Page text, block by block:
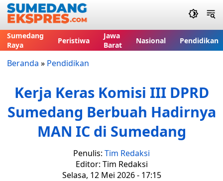
Sumedang
Raya
Peristiwa
Jawa
Barat
Nasional Pendidikan
Beranda » Pendidikan
Kerja Keras Komisi III DPRD
Sumedang Berbuah Hadirnya
MAN IC di Sumedang
Penulis: Tim Redaksi
Editor: Tim Redaksi
Selasa, 12 Mei 2026 - 17:15